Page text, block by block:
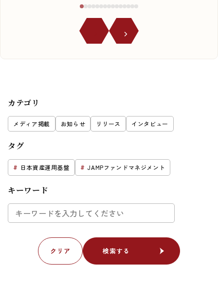
カテゴリ
メディア掲載 お知らせ リリース インタビュー
タグ
日本資産運用基盤 JAMPファンドマネジメント
キーワード
クリア
クリア 検索する
検索する